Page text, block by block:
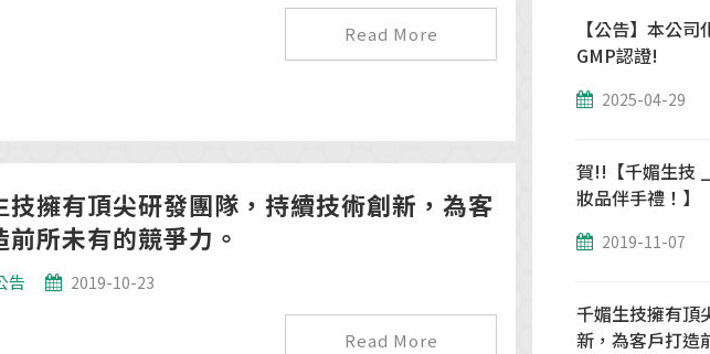
Read More
技擁有頂尖研發團隊，持續技術創新，為客
前所未有的競爭力。
告 2019-10-23
Read More
【公告】本公
GMP認證!
2025-04-29
賀!!【千媚生技
妝品伴手禮！】
2019-11-07
千媚生技擁有頂
新，為客戶打造